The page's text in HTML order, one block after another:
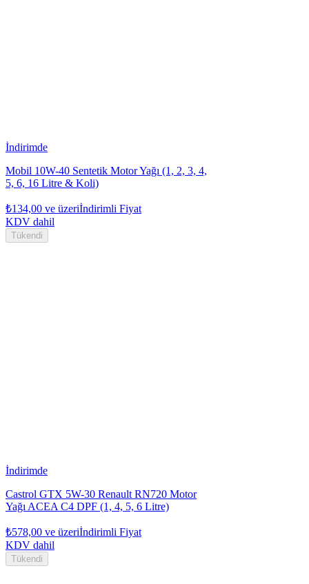
İndirimde
Mobil 10W-40 Sentetik Motor Yağı (1, 2, 3, 4,
5, 6, 16 Litre & Koli)
₺134,00 ve üzeriİndirimli Fiyat
KDV dahil
Tükendi
İndirimde
Castrol GTX 5W-30 Renault RN720 Motor
Yağı ACEA C4 DPF (1, 4, 5, 6 Litre)
₺578,00 ve üzeriİndirimli Fiyat
KDV dahil
Tükendi